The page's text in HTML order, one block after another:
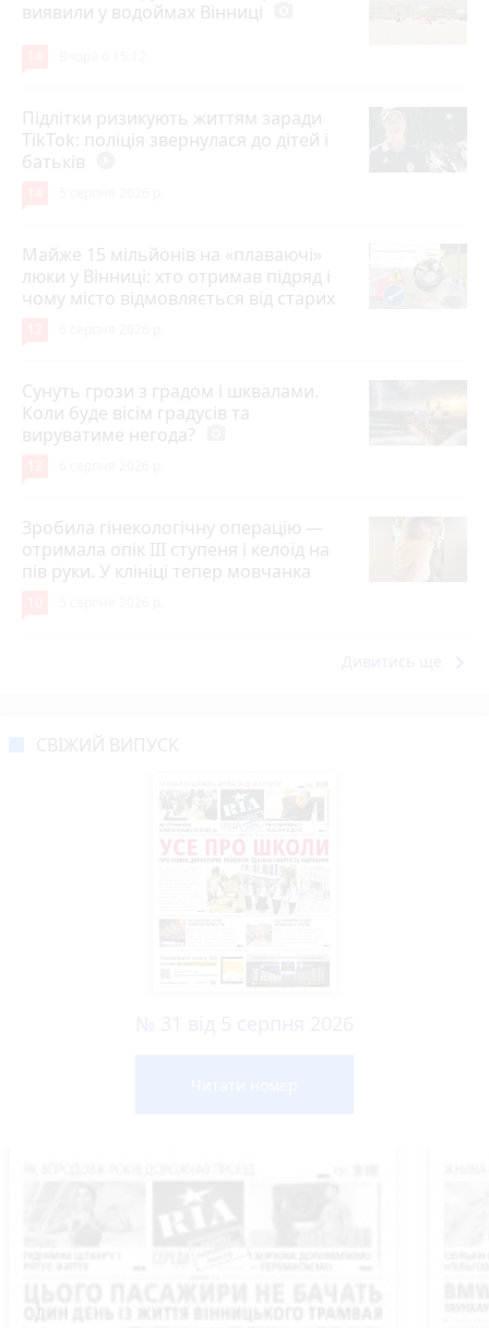
виявили у водоймах Вінниці
Підлітки ризикують життям заради
TikTok: поліція звернулася до дітей і
батьків
Майже 15 мільйонів на «плаваючі»
люки у Вінниці: хто отримав підряд і
чому місто відмовляється від старих
Сунуть грози з градом і шквалами.
Коли буде вісім градусів та
вируватиме негода?
Зробила гінекологічну операцію —
отримала опік ІІІ ступеня і келоїд на
пів руки. У клініці тепер мовчанка